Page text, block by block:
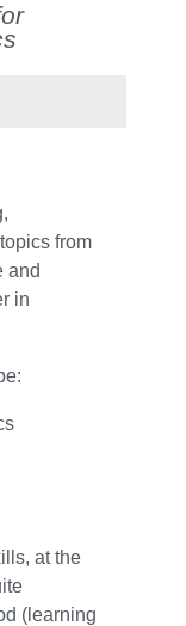
from
and
in
at the
(learning